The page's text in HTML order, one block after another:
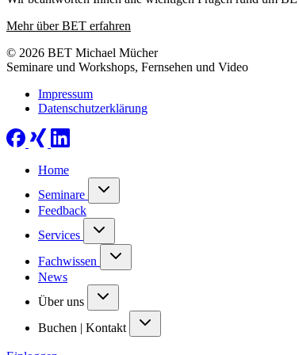
Mehr über BET erfahren
© 2026 BET Michael Mücher
Seminare und Workshops, Fernsehen und Video
Impressum
Datenschutzerklärung
Home
Seminare
Feedback
Services
Fachwissen
News
Über uns
Buchen | Kontakt